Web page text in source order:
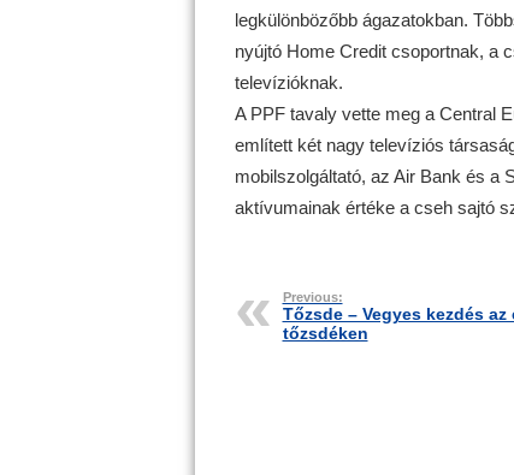
legkülönbözőbb ágazatokban.
nyújtó Home Credit csoportnak, a
televízióknak.
A PPF tavaly vette meg a Central
említett két nagy televíziós
mobilszolgáltató, az Air Bank és a
aktívumainak értéke a cseh sajtó
Previous:
Tőzsde – Vegyes kezdés az
tőzsdéken